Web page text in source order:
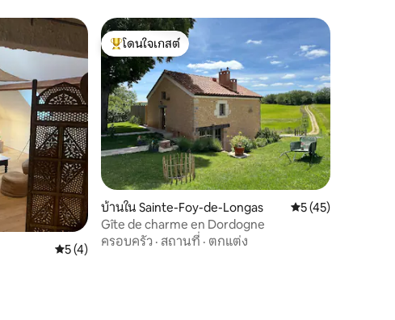
คะแนนเฉลี่ย 5 จาก 5, 4 รีวิว
5 (4)
โดนใจเกสต์ที่สุด
โดนใจเกสต์
บ้านใน Sainte-Foy-de-Longas คะแนนเฉลี่ย 5 จาก
5 (45)
Gîte de charme en Dordogne
ครอบครัว · สถานที่ · ตกแต่ง